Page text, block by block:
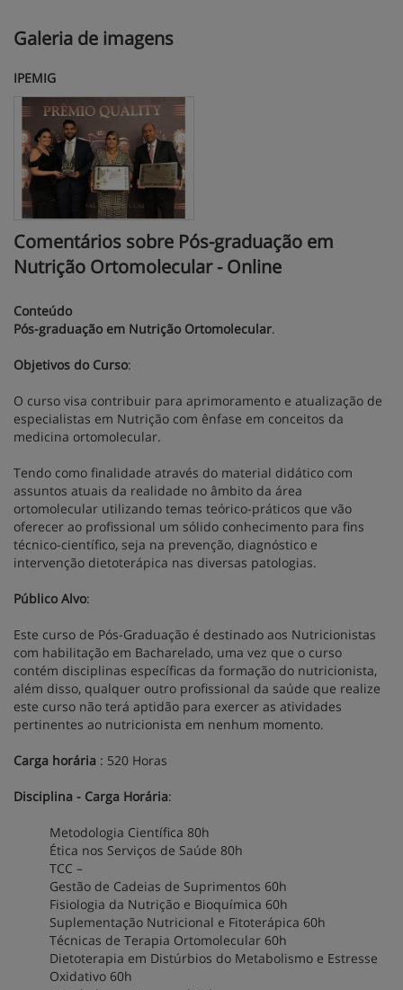
Galeria de imagens
IPEMIG
Comentários sobre Pós-graduação em
Nutrição Ortomolecular - Online
Conteúdo
Pós-graduação em Nutrição Ortomolecular.
Objetivos do Curso:
O curso visa contribuir para aprimoramento e atualização de
especialistas em Nutrição com ênfase em conceitos da
medicina ortomolecular.
Tendo como finalidade através do material didático com
assuntos atuais da realidade no âmbito da área
ortomolecular utilizando temas teórico-práticos que vão
oferecer ao profissional um sólido conhecimento para fins
técnico-científico, seja na prevenção, diagnóstico e
intervenção dietoterápica nas diversas patologias.
Público Alvo:
Este curso de Pós-Graduação é destinado aos Nutricionistas
com habilitação em Bacharelado, uma vez que o curso
contém disciplinas específicas da formação do nutricionista,
além disso, qualquer outro profissional da saúde que realize
este curso não terá aptidão para exercer as atividades
pertinentes ao nutricionista em nenhum momento.
Carga horária : 520 Horas
Disciplina - Carga Horária:
Metodologia Científica 80h
Ética nos Serviços de Saúde 80h
TCC –
Gestão de Cadeias de Suprimentos 60h
Fisiologia da Nutrição e Bioquímica 60h
Suplementação Nutricional e Fitoterápica 60h
Técnicas de Terapia Ortomolecular 60h
Dietoterapia em Distúrbios do Metabolismo e Estresse
Oxidativo 60h